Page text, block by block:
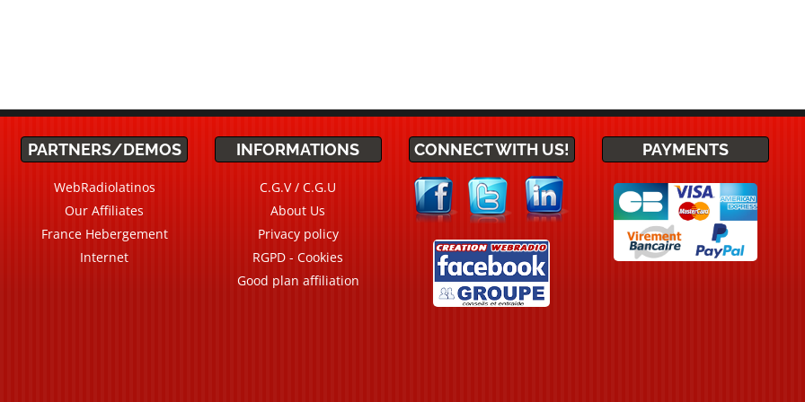
PARTNERS/DEMOS
WebRadiolatinos
Our Affiliates
France Hebergement
Internet
INFORMATIONS
C.G.V / C.G.U
About Us
Privacy policy
RGPD - Cookies
Good plan affiliation
CONNECT WITH US! PAYMENTS